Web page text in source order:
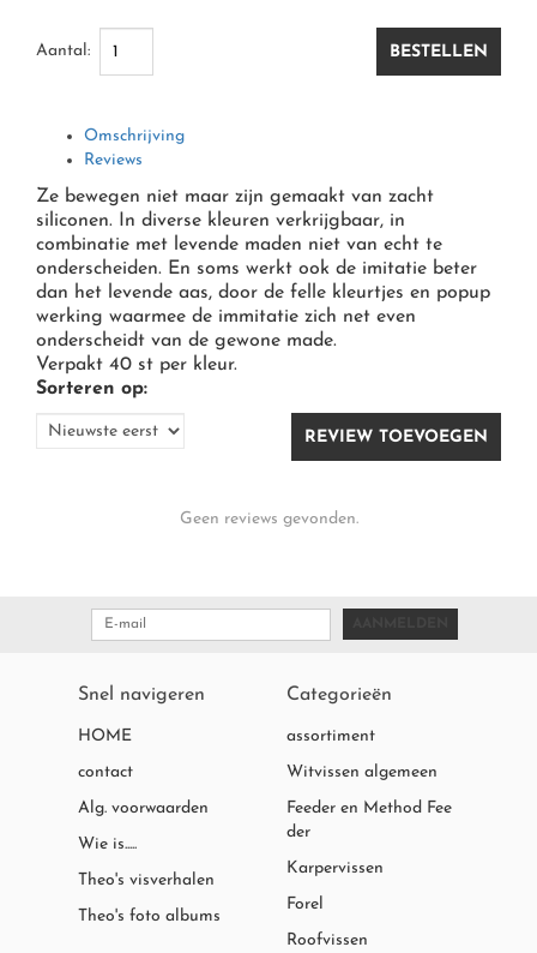
HENGELS
HENGELS EN HENGELSETS
HENGELSTEUNEN EN ACCESSOIRES
HENGELS
WARMTEKLEDING
REGENKLEDING
HANDSCHOENEN EN WANTEN
CAPS/ VISPETTEN & MUTSEN
Aantal: BESTELLEN
Omschrijving
Reviews
Ze bewegen niet maar zijn gemaakt van zacht
siliconen. In diverse kleuren verkrijgbaar, in
combinatie met levende maden niet van echt te
onderscheiden. En soms werkt ook de imitatie beter
dan het levende aas, door de felle kleurtjes en popup
werking waarmee de immitatie zich net even
onderscheidt van de gewone made.
Verpakt 40 st per kleur.
Sorteren op:
REVIEW TOEVOEGEN
Geen reviews gevonden.
Snel navigeren
HOME
contact
Alg. voorwaarden
Wie is.....
Theo's visverhalen
Theo's foto albums
Categorieën
assortiment
Witvissen algemeen
Feeder en Method Fee
der
Karpervissen
Forel
Roofvissen